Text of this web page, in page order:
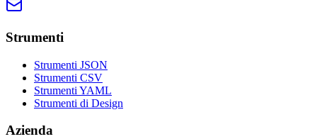
Strumenti
Strumenti JSON
Strumenti CSV
Strumenti YAML
Strumenti di Design
Azienda